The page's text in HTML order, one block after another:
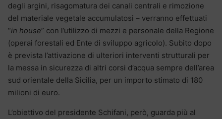
degli argini, risagomatura dei canali centrali e rimozione
del materiale vegetale accumulatosi – verranno effettuati
“in house” con l’utilizzo di mezzi e personale della Regione
(operai forestali ed Ente di sviluppo agricolo). Subito dopo
è prevista l’attivazione di ulteriori interventi strutturali per
la messa in sicurezza di altri corsi d’acqua sempre dell’area
sud orientale della Sicilia, per un importo stimato di 180
milioni di euro.
L’obiettivo del presidente Schifani, però, guarda più al